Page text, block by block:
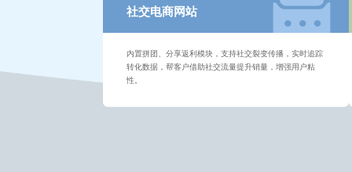
社交电商网站
内置拼团、分享返利模块，支持社交裂变传播，实时追踪
转化数据，帮客户借助社交流量提升销量，增强用户粘
性。